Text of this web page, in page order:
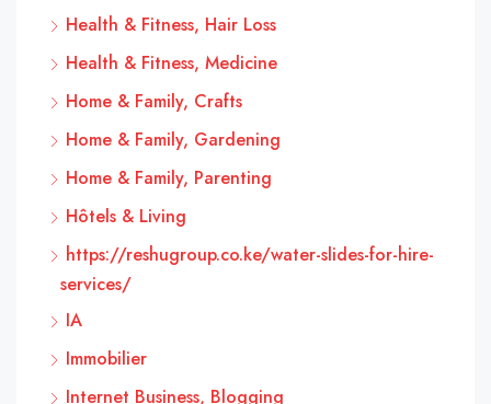
Health & Fitness, Hair Loss
Health & Fitness, Medicine
Home & Family, Crafts
Home & Family, Gardening
Home & Family, Parenting
Hôtels & Living
https://reshugroup.co.ke/water-slides-for-hire-
services/
IA
Immobilier
Internet Business, Blogging